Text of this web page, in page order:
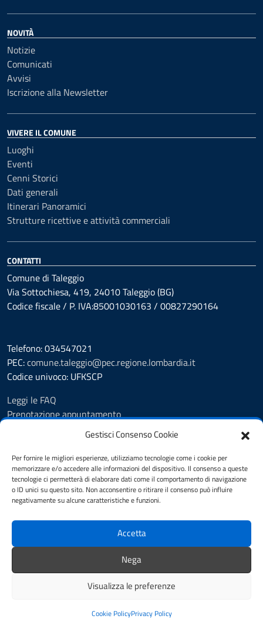
Gestisci Consenso Cookie
Per fornire le migliori esperienze, utilizziamo tecnologie come i cookie per
memorizzare e/o accedere alle informazioni del dispositivo. Il consenso a queste
tecnologie ci permetterà di elaborare dati come il comportamento di navigazione
o ID unici su questo sito. Non acconsentire o ritirare il consenso può influire
negativamente su alcune caratteristiche e funzioni.
Accetta
Nega
Visualizza le preferenze
Cookie PolicyPrivacy Policy
NOVITÀ
Notizie
Comunicati
Avvisi
Iscrizione alla Newsletter
VIVERE IL COMUNE
Luoghi
Eventi
Cenni Storici
Dati generali
Itinerari Panoramici
Strutture ricettive e attività commerciali
CONTATTI
Comune di Taleggio
Via Sottochiesa, 419, 24010 Taleggio (BG)
Codice fiscale / P. IVA:85001030163 / 00827290164
Telefono: 034547021
PEC:comune.taleggio@pec.regione.lombardia.it
Codice univoco: UFKSCP
Leggi le FAQ
Prenotazione appuntamento
Segnalazione disservizio
Richiesta Assistenza
Amministrazione Trasparente
Albo pretorio dal 8.11.23
Albo pretorio fino al 7.11.23
Atti amministrativi
Informativa privacy
Dichiarazione di accessibilità
Feedback
Credits